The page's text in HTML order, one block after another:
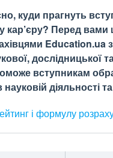
куди прагнуть
кар’єру? Перед вами
Education.ua
дослідницької
вступникам
діяльності
і формулу